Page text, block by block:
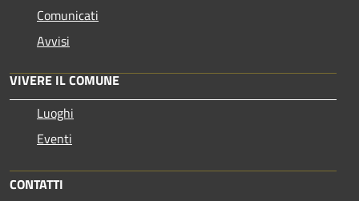
Comunicati
Avvisi
VIVERE IL COMUNE
Luoghi
Eventi
CONTATTI